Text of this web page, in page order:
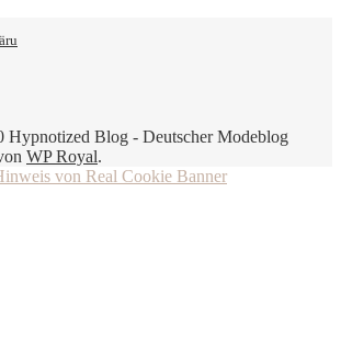
Hypnotized Blog - Deutscher Modeblog
WP Royal.
von Real Cookie Banner